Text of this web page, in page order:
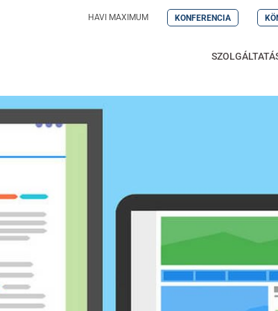
HAVI MAXIMUM KONFERENCIA